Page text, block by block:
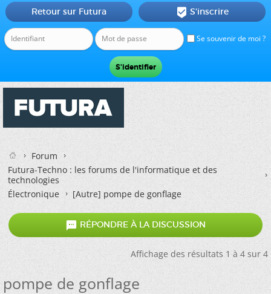
Se souvenir de moi ?
Retour sur Futura  S'inscrire
Forum
Futura-Techno : les forums de l'informatique et des
technologies
Électronique
[Autre] pompe de gonflage
 RÉPONDRE À LA DISCUSSION
Affichage des résultats 1 à 4 sur 4
pompe de gonflage